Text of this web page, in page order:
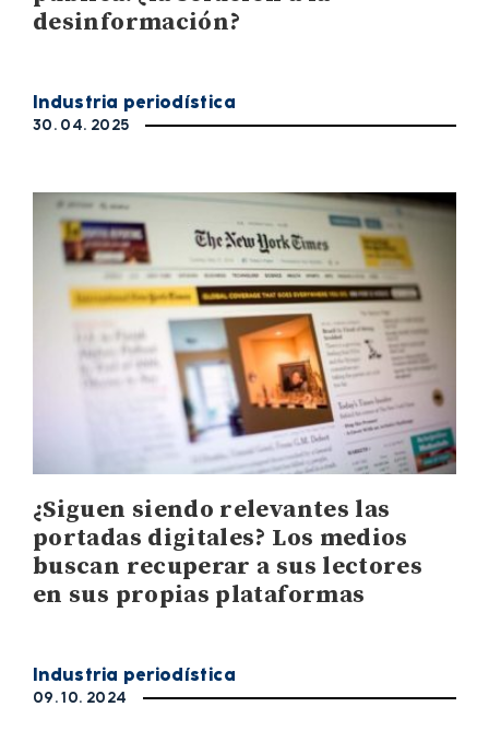
desinformación?
Industria periodística
30. 04. 2025
¿Siguen siendo relevantes las
portadas digitales? Los medios
buscan recuperar a sus lectores
en sus propias plataformas
Industria periodística
09. 10. 2024